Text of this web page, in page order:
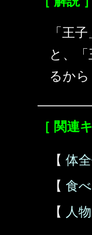
「王
と、
るから
［ 関連
【 体
【 食
【 人物